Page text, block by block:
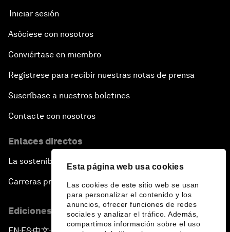
Esta página web usa cookies
Las cookies de este sitio web se usan
para personalizar el contenido y los
anuncios, ofrecer funciones de redes
sociales y analizar el tráfico. Además,
compartimos información sobre el uso
Iniciar sesión
Asóciese con nosotros
Conviértase en miembro
Regístrese para recibir nuestras notas de prensa
Suscríbase a nuestros boletines
Contacte con nosotros
Enlaces directos
La sostenibilidad en el Foro
Carreras profesionales
Ediciones en otros idiomas
▪ ▪ ▪